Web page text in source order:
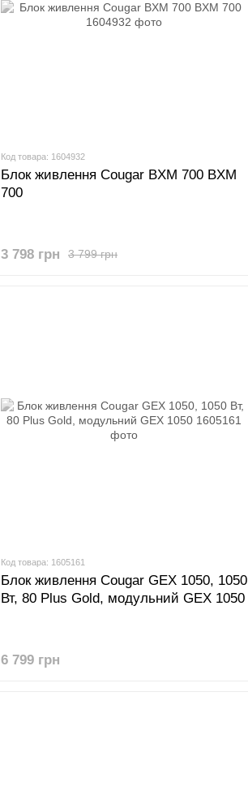
Код товара: 1604932
Блок живлення Cougar BXM 700 BXM
700
3 799 грн
3 798 грн
Код товара: 1605161
Блок живлення Cougar GEX 1050, 1050
Вт, 80 Plus Gold, модульний GEX 1050
6 799 грн